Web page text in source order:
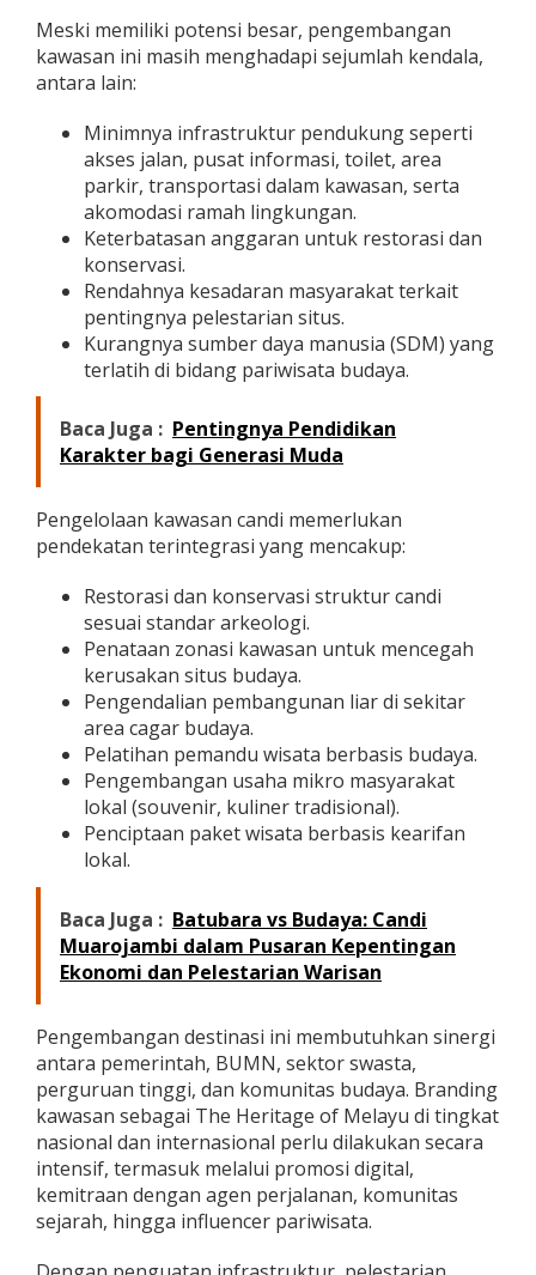
Meski memiliki potensi besar, pengembangan
kawasan ini masih menghadapi sejumlah kendala,
antara lain:
Minimnya infrastruktur pendukung seperti
akses jalan, pusat informasi, toilet, area
parkir, transportasi dalam kawasan, serta
akomodasi ramah lingkungan.
Keterbatasan anggaran untuk restorasi dan
konservasi.
Rendahnya kesadaran masyarakat terkait
pentingnya pelestarian situs.
Kurangnya sumber daya manusia (SDM) yang
terlatih di bidang pariwisata budaya.
Baca Juga : Pentingnya Pendidikan
Karakter bagi Generasi Muda
Pengelolaan kawasan candi memerlukan
pendekatan terintegrasi yang mencakup:
Restorasi dan konservasi struktur candi
sesuai standar arkeologi.
Penataan zonasi kawasan untuk mencegah
kerusakan situs budaya.
Pengendalian pembangunan liar di sekitar
area cagar budaya.
Pelatihan pemandu wisata berbasis budaya.
Pengembangan usaha mikro masyarakat
lokal (souvenir, kuliner tradisional).
Penciptaan paket wisata berbasis kearifan
lokal.
Baca Juga : Batubara vs Budaya: Candi
Muarojambi dalam Pusaran Kepentingan
Ekonomi dan Pelestarian Warisan
Pengembangan destinasi ini membutuhkan sinergi
antara pemerintah, BUMN, sektor swasta,
perguruan tinggi, dan komunitas budaya. Branding
kawasan sebagai The Heritage of Melayu di tingkat
nasional dan internasional perlu dilakukan secara
intensif, termasuk melalui promosi digital,
kemitraan dengan agen perjalanan, komunitas
sejarah, hingga influencer pariwisata.